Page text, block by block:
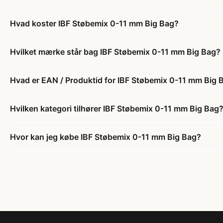
Hvad koster IBF Støbemix 0-11 mm Big Bag?
Hvilket mærke står bag IBF Støbemix 0-11 mm Big Bag?
Hvad er EAN / Produktid for IBF Støbemix 0-11 mm Big
Hvilken kategori tilhører IBF Støbemix 0-11 mm Big Bag?
Hvor kan jeg købe IBF Støbemix 0-11 mm Big Bag?